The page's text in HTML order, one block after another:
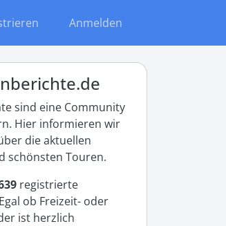
Anmelden
sind eine Community
Hier informieren wir
die aktuellen
schönsten Touren.
registrierte
ob Freizeit- oder
ist herzlich